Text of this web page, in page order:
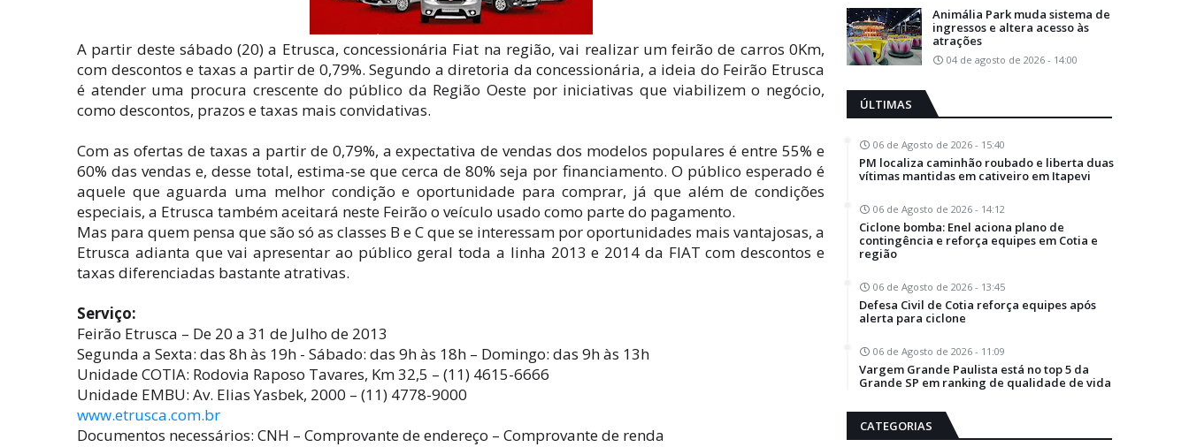
A partir deste sábado (20) a Etrusca, concessionária Fiat na região, vai realizar um feirão de carros 0Km,
com descontos e taxas a partir de 0,79%. Segundo a diretoria da concessionária, a ideia do Feirão Etrusca
é atender uma procura crescente do público da Região Oeste por iniciativas que viabilizem o negócio,
como descontos, prazos e taxas mais convidativas.
Com as ofertas de taxas a partir de 0,79%, a expectativa de vendas dos modelos populares é entre 55% e
60% das vendas e, desse total, estima-se que cerca de 80% seja por financiamento. O público esperado é
aquele que aguarda uma melhor condição e oportunidade para comprar, já que além de condições
especiais, a Etrusca também aceitará neste Feirão o veículo usado como parte do pagamento.
Mas para quem pensa que são só as classes B e C que se interessam por oportunidades mais vantajosas, a
Etrusca adianta que vai apresentar ao público geral toda a linha 2013 e 2014 da FIAT com descontos e
taxas diferenciadas bastante atrativas.
Serviço:
Feirão Etrusca – De 20 a 31 de Julho de 2013
Segunda a Sexta: das 8h às 19h - Sábado: das 9h às 18h – Domingo: das 9h às 13h
Unidade COTIA: Rodovia Raposo Tavares, Km 32,5 – (11) 4615-6666
Unidade EMBU: Av. Elias Yasbek, 2000 – (11) 4778-9000
www.etrusca.com.br
Documentos necessários: CNH – Comprovante de endereço – Comprovante de renda
Animália Park muda sistema de
ingressos e altera acesso às
atrações
04 de agosto de 2026 - 14:00
ÚLTIMAS
06 de Agosto de 2026 - 15:40
PM localiza caminhão roubado e liberta duas
vítimas mantidas em cativeiro em Itapevi
06 de Agosto de 2026 - 14:12
Ciclone bomba: Enel aciona plano de
contingência e reforça equipes em Cotia e
região
06 de Agosto de 2026 - 13:45
Defesa Civil de Cotia reforça equipes após
alerta para ciclone
06 de Agosto de 2026 - 11:09
Vargem Grande Paulista está no top 5 da
Grande SP em ranking de qualidade de vida
CATEGORIAS